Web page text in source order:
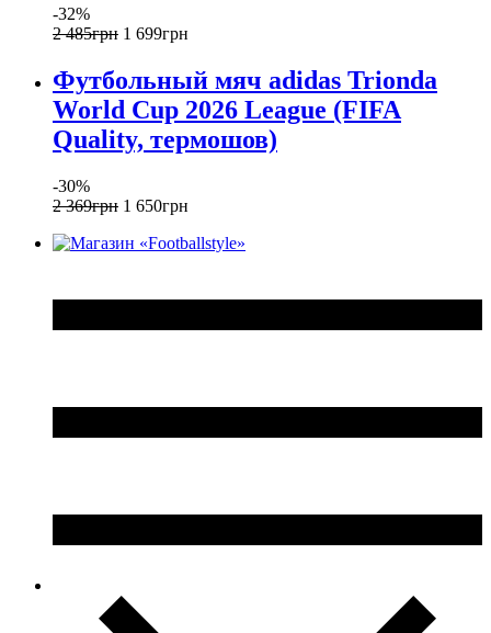
-32%
2 485грн 1 699грн
Футбольный мяч adidas Trionda
World Cup 2026 League (FIFA
Quality, термошов)
-30%
2 369грн 1 650грн